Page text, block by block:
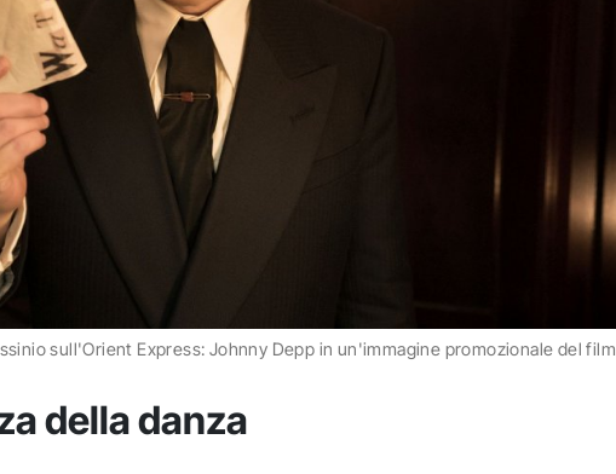
sull'Orient Express: Johnny Depp in un'immagine promozionale del film
della danza